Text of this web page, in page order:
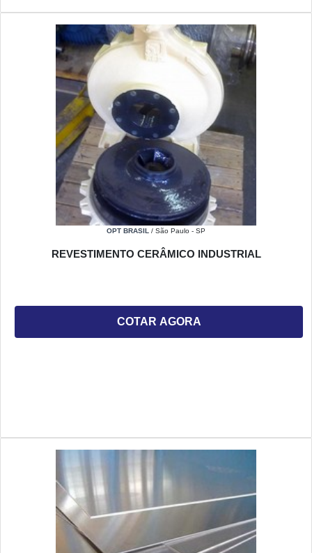
OPT BRASIL / São Paulo - SP
REVESTIMENTO CERÂMICO INDUSTRIAL
COTAR AGORA